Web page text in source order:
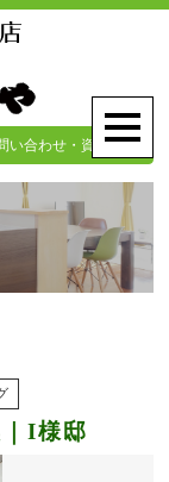
い合わせ・資料請求
｜I様邸